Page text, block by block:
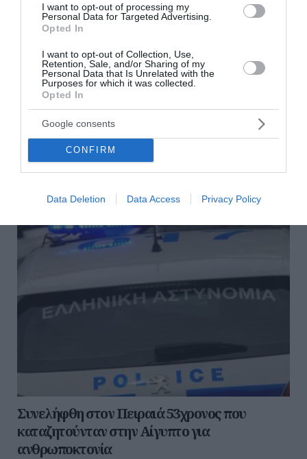
I want to opt-out of processing my
Personal Data for Targeted Advertising.
Opted In
I want to opt-out of Collection, Use,
Retention, Sale, and/or Sharing of my
Personal Data that Is Unrelated with the
Purposes for which it was collected.
Opted In
Google consents
CONFIRM
Data Deletion Data Access Privacy Policy
Πειραιάς: Συνελήφθη 21χρονος με πάνω από
10 κιλά κάνναβης πριν ταξιδέψει για Κω
Στη σύλληψη ενός 21χρονου προχώρησαν στελέχη του
Λιμενικού στον λιμένα Πειραιά, στο πλαίσιο ελέγχων για
την αποτροπή διακίνησης ναρκωτικών μέσω των λι...
Συνελήφθη στον Πειραιά 53χρονος που
καταζητούνταν στην Αίγυπτο για
ανθρωποκτονία